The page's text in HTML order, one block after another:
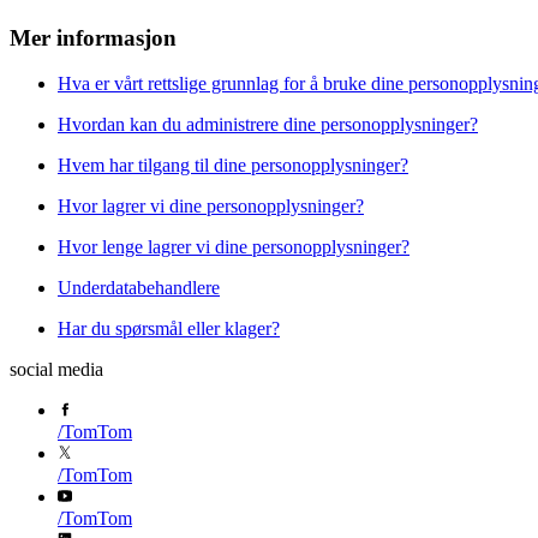
Mer informasjon
Hva er vårt rettslige grunnlag for å bruke dine
Hvordan kan du administrere dine personopplysninger?
Hvem har tilgang til dine personopplysninger?
Hvor lagrer vi dine personopplysninger?
Hvor lenge lagrer vi dine personopplysninger?
Underdatabehandlere
Har du spørsmål eller klager?
social media
/TomTom
/TomTom
/TomTom